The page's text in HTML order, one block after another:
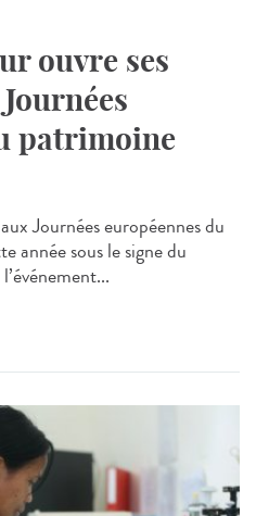
ouvre ses
patrimoine
Journées européennes du
année sous le signe du